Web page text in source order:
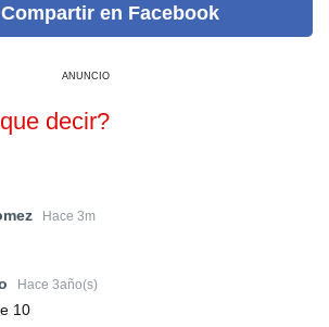
Compartir en Facebook
ANUNCIO
decir?
Hace 3m
Hace 3año(s)
10